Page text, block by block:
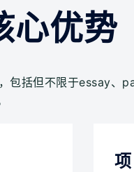
心优势
包括但不限于essay